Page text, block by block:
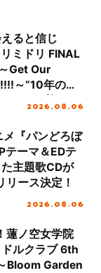
ると信じ
ミドリ FINAL
Get Our
～”10年の活
ナルを迎える
2026.08.06
『パンどろぼ
テーマ＆EDテ
主題歌CDが
ース決定！
2026.08.06
蓮ノ空女学院
ルクラブ 6th
Bloom Garden